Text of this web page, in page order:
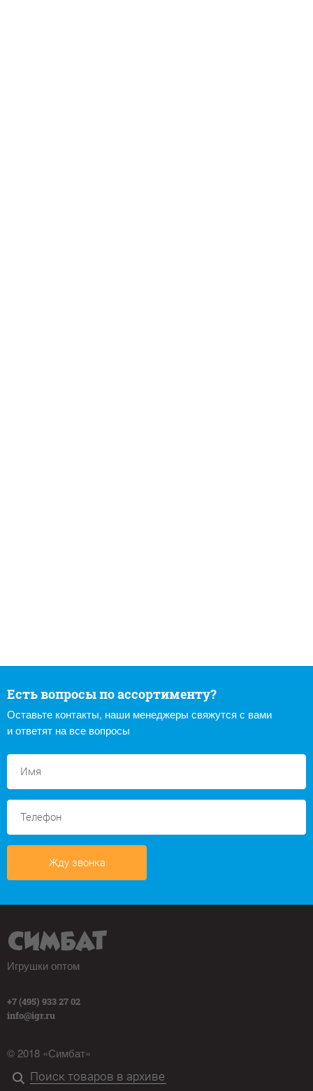
Есть вопросы по ассортименту?
Оставьте контакты, наши менеджеры свяжутся с вами
и ответят на все вопросы
Жду звонка
Игрушки оптом
+7 (495) 933 27 02
info@igr.ru
© 2018 «Симбат»